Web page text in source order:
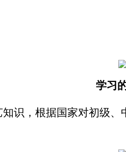
学习
识，根据国家对初级